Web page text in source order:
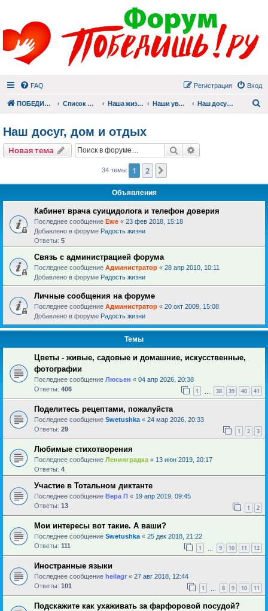
FAQ Вход
Регистрация
ПОБЕДИШЬ.РУ Список форумов Наша жизнь (не всё же о суициде!) Наши увлечения Наш досуг, дом и отдых
Наш досуг, дом и отдых
Новая тема Поиск
34 темы 1 2
Объявления
Кабинет врача суицидолога и телефон доверия
Последнее сообщение Ewe « 23 фев 2018, 15:18
Добавлено в форуме Радость жизни
Ответы: 5
Связь с администрацией форума
Последнее сообщение Администратор « 28 апр 2010, 10:11
Добавлено в форуме Радость жизни
Личные сообщения на форуме
Последнее сообщение Администратор « 20 окт 2009, 15:08
Добавлено в форуме Радость жизни
Темы
Цветы - живые, садовые и домашние, искусственные,
фотографии
Последнее сообщение Люсьен « 04 апр 2026, 20:38
Ответы: 406 1 38 39 40 41
Поделитесь рецептами, пожалуйста
Последнее сообщение Swetushka « 24 мар 2026, 20:33
Ответы: 29 1 2 3
Любимые стихотворения
Последнее сообщение Ленинградка « 13 июн 2019, 20:17
Ответы: 4
Участие в Тотальном диктанте
Последнее сообщение Вера П « 19 апр 2019, 09:45
Ответы: 13 1 2
Мои интересы вот такие. А ваши?
Последнее сообщение Swetushka « 25 дек 2018, 21:22
Ответы: 111 1 9 10 11 12
Иностранные языки
Последнее сообщение heilagr « 27 авг 2018, 12:44
Ответы: 101 1 8 9 10 11
Подскажите как ухаживать за фарфоровой посудой?